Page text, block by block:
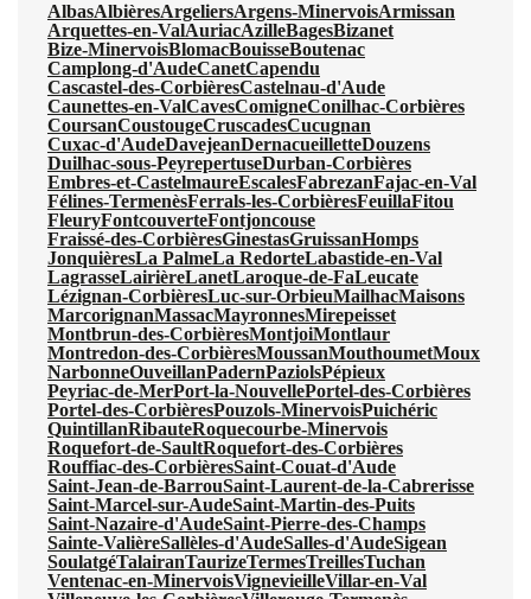
AlbasAlbièresArgeliersArgens-MinervoisArmissan
Arquettes-en-ValAuriacAzilleBagesBizanet
Bize-MinervoisBlomacBouisseBoutenac
Camplong-d'AudeCanetCapendu
Cascastel-des-CorbièresCastelnau-d'Aude
Caunettes-en-ValCavesComigneConilhac-Corbières
CoursanCoustougeCruscadesCucugnan
Cuxac-d'AudeDavejeanDernacueilletteDouzens
Duilhac-sous-PeyrepertuseDurban-Corbières
Embres-et-CastelmaureEscalesFabrezanFajac-en-Val
Félines-TermenèsFerrals-les-CorbièresFeuillaFitou
FleuryFontcouverteFontjoncouse
Fraissé-des-CorbièresGinestasGruissanHomps
JonquièresLa PalmeLa RedorteLabastide-en-Val
LagrasseLairièreLanetLaroque-de-FaLeucate
Lézignan-CorbièresLuc-sur-OrbieuMailhacMaisons
MarcorignanMassacMayronnesMirepeisset
Montbrun-des-CorbièresMontjoiMontlaur
Montredon-des-CorbièresMoussanMouthoumetMoux
NarbonneOuveillanPadernPaziolsPépieux
Peyriac-de-MerPort-la-NouvellePortel-des-Corbières
Portel-des-CorbièresPouzols-MinervoisPuichéric
QuintillanRibauteRoquecourbe-Minervois
Roquefort-de-SaultRoquefort-des-Corbières
Rouffiac-des-CorbièresSaint-Couat-d'Aude
Saint-Jean-de-BarrouSaint-Laurent-de-la-Cabrerisse
Saint-Marcel-sur-AudeSaint-Martin-des-Puits
Saint-Nazaire-d'AudeSaint-Pierre-des-Champs
Sainte-ValièreSallèles-d'AudeSalles-d'AudeSigean
SoulatgéTalairanTaurizeTermesTreillesTuchan
Ventenac-en-MinervoisVignevieilleVillar-en-Val